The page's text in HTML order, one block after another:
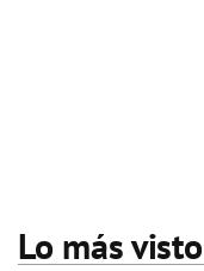
Lo más visto